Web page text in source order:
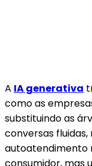
A IA generativa
como as
substituindo as
conversas
autoatendimento
consumidor, mas